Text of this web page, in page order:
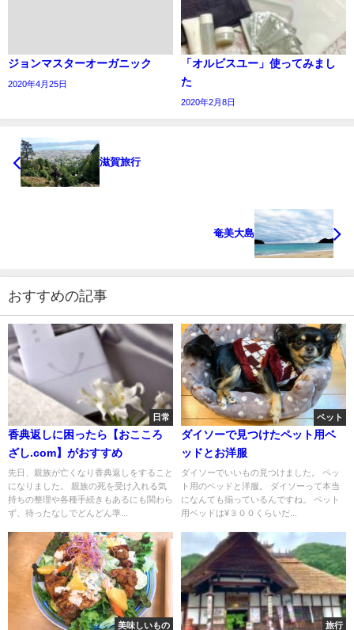
ジョンマスターオーガニック
2020年4月25日
「オルビスユー」使ってみまし
た
2020年2月8日
滋賀旅行
奄美大島
おすすめの記事
日常
香典返しに困ったら【おこころ
ざし.com】がおすすめ
先日、親族が亡くなり香典返しをすること
になりました。 親族の死を受け入れる気
持ちの整理や各種手続きもあるにも関わら
ず、待ったなしでどんどん準...
ペット
ダイソーで見つけたペット用ベ
ッドとお洋服
ダイソーでいいもの見つけました。 ペッ
ト用のベッドと洋服。 ダイソーって本当
になんても揃っているんですね。 ペット
用ベッドは¥３００くらいだ...
美味しいもの 旅行